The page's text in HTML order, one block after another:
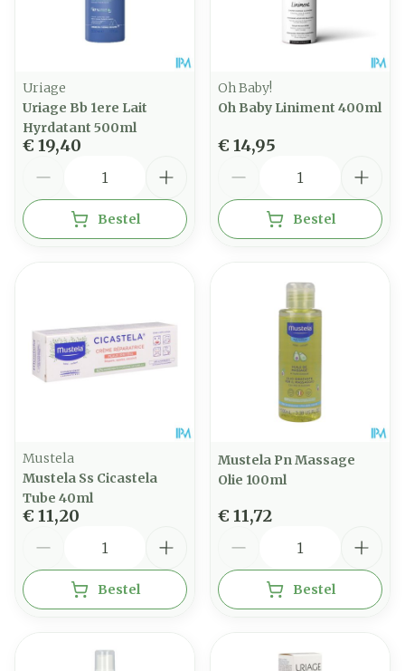
Uriage
Uriage Bb 1ere Lait
Hyrdatant 500ml
€ 19,40
Bestel
Oh Baby!
Oh Baby Liniment 400ml
€ 14,95
Bestel
Mustela
Mustela Ss Cicastela
Tube 40ml
€ 11,20
Bestel
Mustela Pn Massage
Olie 100ml
€ 11,72
Bestel